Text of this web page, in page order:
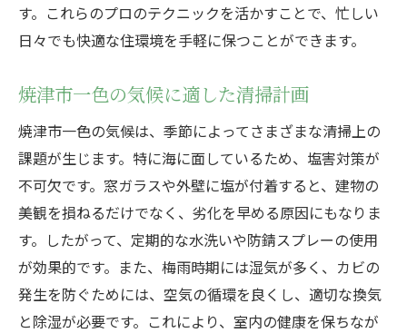
手軽にプロ並みの清掃を実現するコツ
少ない時間で最大の効果を上げる方法
プロの技を家庭で再現するステップ
ハウスクリーニングで時間を有効活用する
方法
地域特性を活かした焼津市一色のハウスクリー
ニングの秘密
地元の環境に適した掃除の秘訣
焼津市の自然を活かすクリーニング
地域特性に基づいた掃除の知識
す。これらのプロのテクニックを活かすことで、忙しい
日々でも快適な住環境を手軽に保つことができます。
焼津市一色の気候に適した清掃計画
焼津市一色の気候は、季節によってさまざまな清掃上の
課題が生じます。特に海に面しているため、塩害対策が
不可欠です。窓ガラスや外壁に塩が付着すると、建物の
美観を損ねるだけでなく、劣化を早める原因にもなりま
す。したがって、定期的な水洗いや防錆スプレーの使用
が効果的です。また、梅雨時期には湿気が多く、カビの
発生を防ぐためには、空気の循環を良くし、適切な換気
と除湿が必要です。これにより、室内の健康を保ちなが